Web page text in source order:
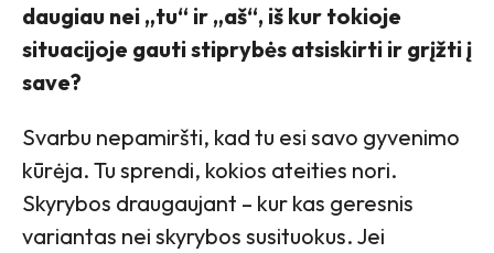
daugiau nei „tu“ ir „aš“, iš kur tokioje
situacijoje gauti stiprybės atsiskirti ir grįžti į
save?
Svarbu nepamiršti, kad tu esi savo gyvenimo
kūrėja. Tu sprendi, kokios ateities nori.
Skyrybos draugaujant – kur kas geresnis
variantas nei skyrybos susituokus. Jei